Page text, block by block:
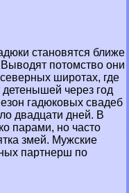
становятся ближе
потомство они
широтах, где
детенышей через год
гадюковых свадеб
двадцати дней. В
парами, но часто
змей. Мужские
партнерш по